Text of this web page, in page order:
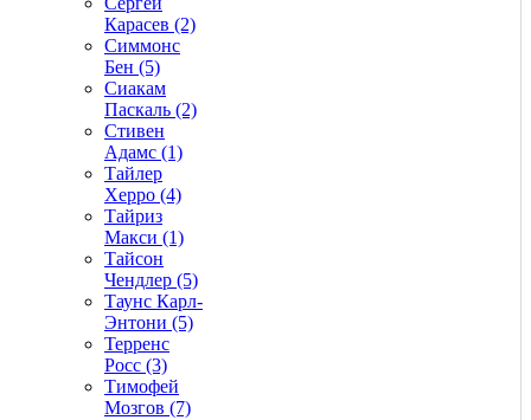
Карасев (2)
Симмонс
Бен (5)
Сиакам
Паскаль (2)
Стивен
Адамс (1)
Тайлер
Херро (4)
Тайриз
Макси (1)
Тайсон
Чендлер (5)
Таунс Карл-
Энтони (5)
Терренс
Росс (3)
Тимофей
Мозгов (7)